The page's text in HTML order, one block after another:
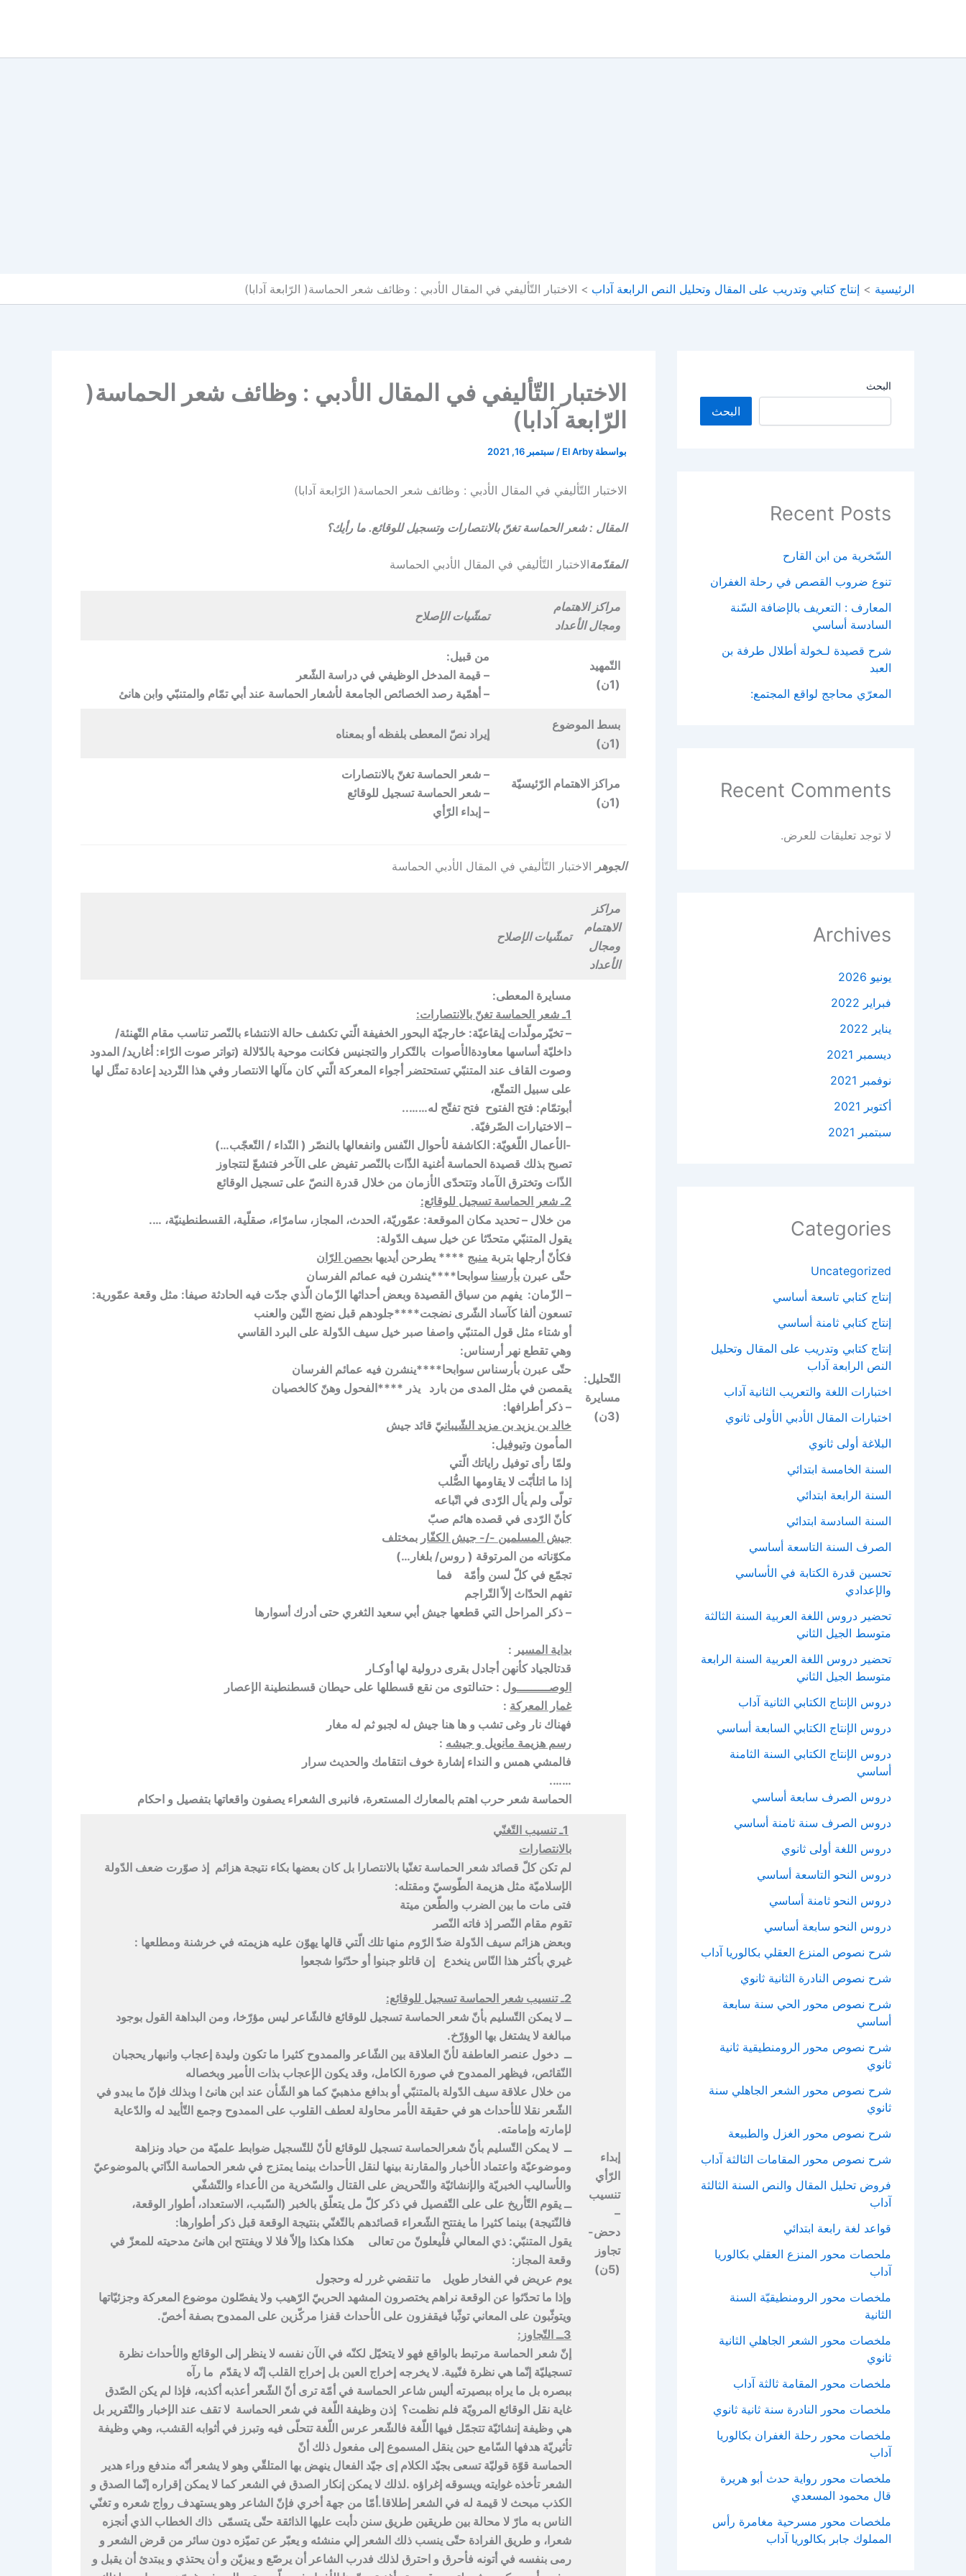
الرئيسية إنتاج كتابي وتدريب على المقال وتحليل النص الرابعة آداب الاختبار التّأليفي في المقال الأدبي : وظائف شعر الحماسة( الرّابعة آدابا)
البحث
البحث
Recent Posts
السّخرية من ابن القارح
تنوع ضروب القصص في رحلة الغفران
المعارف : التعريف بالإضافة السّنة
السادسة أساسي
شرح قصيدة لـخولة أطلال طرفة بن
العبد
المعرّي محاجج لواقع المجتمع:
Recent Comments
لا توجد تعليقات للعرض.
Archives
يونيو 2026
فبراير 2022
يناير 2022
ديسمبر 2021
نوفمبر 2021
أكتوبر 2021
سبتمبر 2021
Categories
Uncategorized
إنتاج كتابي تاسعة أساسي
إنتاج كتابي ثامنة أساسي
إنتاج كتابي وتدريب على المقال وتحليل
النص الرابعة آداب
اختبارات اللغة والتعريب الثانية آداب
اختبارات المقال الأدبي الأولى ثانوي
البلاغة أولى ثانوي
السنة الخامسة ابتدائي
السنة الرابعة ابتدائي
السنة السادسة ابتدائي
الصرف السنة التاسعة أساسي
تحسين قدرة الكتابة في الأساسي
والإعدادي
تحضير دروس اللغة العربية السنة الثالثة
متوسط الجيل الثاني
تحضير دروس اللغة العربية السنة الرابعة
متوسط الجيل الثاني
دروس الإنتاج الكتابي الثانية آداب
دروس الإنتاج الكتابي السابعة أساسي
دروس الإنتاج الكتابي السنة الثامنة
أساسي
دروس الصرف سابعة أساسي
دروس الصرف سنة ثامنة أساسي
دروس اللغة أولى ثانوي
دروس النحو التاسعة أساسي
دروس النحو ثامنة أساسي
دروس النحو سابعة أساسي
شرح نصوص المنزع العقلي بكالوريا آداب
شرح نصوص النادرة الثانية ثانوي
شرح نصوص محور الحي سنة سابعة
أساسي
شرح نصوص محور الرومنطيقية ثانية
ثانوي
شرح نصوص محور الشعر الجاهلي سنة
ثانوي
شرح نصوص محور الغزل والطبيعة
شرح نصوص محور المقامات الثالثة آداب
فروض تحليل المقال والنص السنة الثالثة
آداب
قواعد لغة رابعة ابتدائي
ملحصات محور المنزع العقلي بكالوريا
آداب
ملخصات محور الرومنطيقيّة السنة
الثانية
ملخصات محور الشعر الجاهلي الثانية
ثانوي
ملخصات محور المقامة ثالثة آداب
ملخصات محور النادرة سنة ثانية ثانوي
ملخصات محور رحلة الغفران بكالوريا
آداب
ملخصات محور رواية حدث أبو هريرة
قال محمود المسعدي
ملخصات محور مسرحية مغامرة رأس
المملوك جابر بكالوريا آداب
الاختبار التّأليفي في المقال الأدبي : وظائف شعر الحماسة(
الرّابعة آدابا)
بواسطة El Arby
/ سبتمبر 16, 2021
الاختبار التّأليفي في المقال الأدبي : وظائف شعر الحماسة( الرّابعة آدابا)
المقال : شعر الحماسة تغنّ بالانتصارات وتسجيل للوقائع. ما رأيك؟
المقدّمةالاختبار التّأليفي في المقال الأدبي الحماسة
مراكز الاهتمام
ومجال الأعداد
تمشّيات الإصلاح
التّمهيد
(1ن)
من قبيل:
– قيمة المدخل الوظيفي في دراسة الشّعر
– أهمّية رصد الخصائص الجامعة لأشعار الحماسة عند أبي تمّام والمتنبّي وابن هانئ
بسط الموضوع
(1ن)
إيراد نصّ المعطى بلفظه أو بمعناه
مراكز الاهتمام الرّئيسيّة
(1ن)
– شعر الحماسة تغنّ بالانتصارات
– شعر الحماسة تسجيل للوقائع
– إبداء الرّأي
الجوهر الاختبار التّأليفي في المقال الأدبي الحماسة
مراكز
الاهتمام
ومجال
الأعداد
تمشّيات الإصلاح
التّحليل:
مسايرة
(3ن)
مسايرة المعطى:
1ـ شعر الحماسة تغنّ بالانتصارات:
– تخيّرمولّدات إيقاعيّة: خارجيّة البحور الخفيفة الّتي تكشف حالة الانتشاء بالنّصر تناسب مقام التّهنئة/
داخليّة أساسها معاودةالأصوات بالتّكرار والتجنيس فكانت موحية بالدّلالة (تواتر صوت الرّاء: أغاريد/ المدود
وصوت القاف عند المتنبّي تستحتضر أجواء المعركة الّتي كان مآلها الانتصار وفي هذا التّرديد إعادة تمثّل لها
على سبيل التمتّع،
أبوتمّام: فتح الفتوح فتح تفتّح له……..
– الاختيارات الصّرفيّة.
-الأعمال اللّغويّة: الكاشفة لأحوال النّفس وانفعالها بالنصّر ( النّداء / التّعجّب…)
تصبح بذلك قصيدة الحماسة أغنية الذّات بالنّصر تفيض على الآخر فتشعّ لتتجاوز
الذّات وتخترق الآماد وتتحدّى الأزمان من خلال قدرة النصّ على تسجيل الوقائع
2ـ شعر الحماسة تسجيل للوقائع:
من خلال – تحديد مكان الموقعة: عمّوريّة، الحدث، المجاز، سامرّاء، صقلّية، القسطنطينيّة، ….
يقول المتنبّي متحدّثا عن خيل سيف الدّولة:
فكأنّ أرجلها بتربة منبج **** يطرحن أيديها بحصن الرّان
حتّى عبرن بأرسنا سوابحا****ينشرن فيه عمائم الفرسان
– الزّمان: يفهم من سياق القصيدة وبعض أحداثها الزّمان الّذي جدّت فيه الحادثة صيفا: مثل وقعة عمّورية:
تسعون ألفا كآساد الشّرى نضجت****جلودهم قبل نضج التّين والعنب
أو شتاء مثل قول المتنبّي واصفا صبر خيل سيف الدّولة على البرد القاسي
وهي تقطع نهر أرسناس:
حتّى عبرن بأرسناس سوابحا****ينشرن فيه عمائم الفرسان
يقمصن في مثل المدى من بارد يذر ****الفحول وهنّ كالخصيان
– ذكر أطرافها:
خالد بن يزيد بن مزيد الشّيبانيّ قائد جيش
المأمون وتيوفيل:
ولمّا رأى توفيل راياتك الّتي
إذا ما اتلأبّت لا يقاومها الصُّلب
تولّى ولم يأل الرّدى في اتّباعه
كأنّ الرّدى في قصده هائم صبّ
جيش المسلمين -/- جيش الكفّار بمختلف
مكوّناته من المرتوقة ( روس/ بلغار…)
تجمّع في كلّ لسن وأمّة فما
تفهم الحدّاث إلاّ التّراجم
– ذكر المراحل التي قطعها جيش أبي سعيد الثغري حتى أدرك أسوارها
بداية المسير :
قدتالجياد كأنهن أجادل بقرى درولية لها أوكـار
الوصـــــــــول : حتىالتوى من نقع قسطلها على حيطان قسطنطينة الإعصار
غمار المعركة :
فهناك نار وغى تشب و ها هنا جيش له لجبو ثم له مغار
رسم هزيمة مانويل و جيشه :
فالمشي همس و النداء إشارة خوف انتقامك والحديث سرار
…….
الحماسة شعر حرب اهتم بالمعارك المستعرة، فانبرى الشعراء يصفون واقعاتها بتفصيل و احكام
إبداء
الرّأي
تنسيب
–
دحض-
تجاوز
(5ن)
1ـ تنسيب التّغنّي
بالانتصارات
لم تكن كلّ قصائد شعر الحماسة تغنّيا بالانتصارا بل كان بعضها بكاء نتيجة هزائم إذ صوّرت ضعف الدّولة
الإسلاميّة مثل هزيمة الطّوسيّ ومقتله:
فتى مات ما بين الضرب والطّعن ميتة
تقوم مقام النّصر إذ فاته النّصر
وبعض هزائم سيف الدّولة ضدّ الرّوم منها تلك الّتي قالها يهوّن عليه هزيمته في خرشنة ومطلعها :
غيري بأكثر هذا النّاس ينخدع إن قاتلو جبنوا أو حدّثوا شجعوا
2ـ تنسيب شعر الحماسة تسجيل للوقائع:
ــ لا يمكن التّسليم بأنّ شعر الحماسة تسجيل للوقائع فالشّاعر ليس مؤرّخا، ومن البداهة القول بوجود
مبالغة لا يشتغل بها الوؤرّخ.
ــ دخول عنصر العاطفة لأنّ العلاقة بين الشّاعر والممدوح كثيرا ما تكون وليدة إعجاب وانبهار يحجبان
النّقائص، فيظهر الممدوح في صورة الكامل، وقد يكون الإعجاب بذات الأمير وبخصاله
من خلال علاقة سيف الدّولة بالمتنبّي أو بدافع مذهبيّ كما هو الشّأن عند ابن هانئ ا وبذلك فإنّ ما يبدو في
الشّعر نقلا للأحداث هو في حقيقة الأمر محاولة لعطف القلوب على الممدوح وجمع التّأييد له والدّعاية
لإمارته وإمامته.
ــ لا يمكن التّسليم بأنّ شعرالحماسة تسجيل للوقائع لأنّ للتّسجيل ضوابط علميّة من حياد ونزاهة
وموضوعيّة واعتماد الأخبار والمقارنة بينها لنقل الأحداث بينما يمتزج في شعر الحماسة الذّاتي بالموضوعيّ
والأساليب الخبريّة والإنشائيّة والتّحريض على القتال والسّخرية من الأعداء والتّشفّي
ــ يقوم التّأريخ على على التّفصيل في ذكر كلّ مل يتعلّق بالخبر (السّبب، الاستعداد، أطوار الوقعة،
فالنّتيجة) بينما كثيرا ما يفتتح الشّعراء قصائدهم بالتّغنّي بنتيجة الوقعة قبل ذكر أطوارها:
يقول المتنبّي: ذي المعالي فلْيعلونّ من تعالى هكذا هكذا وإلاّ فلا لا ويفتتح ابن هانئ مدحيته للمعزّ في
وقعة المجاز:
يوم عريض في الفخار طويل ما تنقضي غرر له وحجول
وإذا ما تحدّثوا عن الوقعة نراهم يختصرون المشهد الحربيّ الرّهيب ولا يفصّلون موضوع المعركة وجزئيّاتها
ويتوثّبون على المعاني توثّبا فيقفزون على الأحداث قفزا مركّزين على الممدوح بصفة أخصّ.
3ــ التّجاوز:
إنّ شعر الحماسة مرتبط بالواقع فهو لا يتخيّل لكنّه في الآن نفسه لا ينظر إلى الوقائع والأحداث نظرة
تسجيليّة إنّما هي نظرة فنّيية. لا يخرجه إخراج العين بل إخراج القلب إنّه لا يقدّم ما رآه
ببصره بل ما يراه ببصيرته أليس شاعر الحماسة في أمّة ترى أنّ الشّعر أعذبه أكذبه، فإذا لم يكن الصّدق
غاية نقل الوقائع المرويّة فلم نظمت؟ إذن وظيفة اللّغة في شعر الحماسة لا تقف عند الإخبار والتّقرير بل
هي وظيفة إنشائيّة تتجمّل فيها اللّغة فالشّعر عرس اللّغة تتحلّى فيه وتبرز في أثوابه القشب، وهي وظيفة
تأثيريّة هدفها السّامع حين ينقل المسموع إلى مفعول ذلك أنّ
الحماسة قوّة قوليّة تسعى بجيّد الكلام إى جيّد الفعال ينهض بها المتلقّي وهو لا يشعر أنّه مندفع وراء هدير
الشعر تأخذه غوايته ويسوقه إغراؤه .لذلك لا يمكن إنكار الصدق في الشعر كما لا يمكن إقراره إنّما الصدق و
الكذب مبحث لا قيمة له في الشعر إطلاقا.أمّا من جهة أخري فإنّ الشاعر وهو يستهدف رواج شعره و تغنّي
الناس به مارّ لا محالة بين طريقين طريق سنن دأبت عليها الذائقة حتّى يتسمّى ذاك الخطاب الذي أنجزه
شعرا، و طريق الفرادة حتّى ينسب ذلك الشعر إلي منشئه و يعبّر عن تميّزه دون سائر من قرض الشعر و
رمى بنفسه في أتونه فأحرق و احترق لذلك فدرب الشاعر أن يرصّع و ييزيّن و أن يحتذي و يبتدئ أن يقبل و